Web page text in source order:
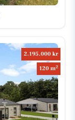
2.195.000 kr
120 m2